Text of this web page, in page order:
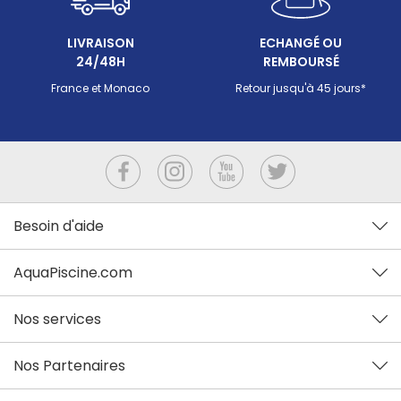
LIVRAISON
24/48H
France et Monaco
ECHANGÉ OU
REMBOURSÉ
Retour jusqu'à 45 jours*
Besoin d'aide
AquaPiscine.com
Nos services
Nos Partenaires